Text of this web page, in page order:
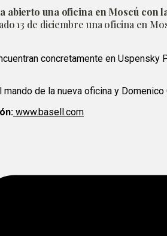
abierto una oficina en Moscú
13 de diciembre una oficina en
concretamente en
mando de la nueva oficina y
www.basell.com